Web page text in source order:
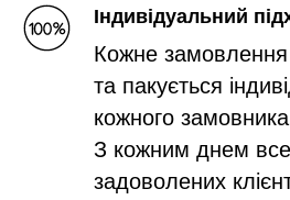
Індивідуальний
Кожне замовлення
та пакується
кожного
З кожним днем
задоволених